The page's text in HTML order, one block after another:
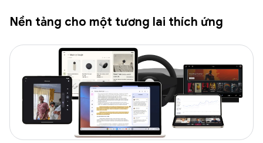
Nền tảng cho một tương lai thích ứng